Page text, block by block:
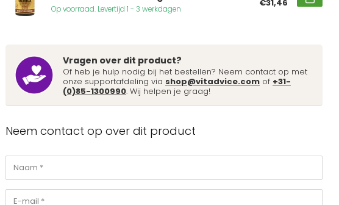
Op voorraad. Levertijd 1 - 3 werkdagen
€31,46
Vragen over dit product?
Of heb je hulp nodig bij het bestellen? Neem contact op met
onze supportafdeling via shop@vitadvice.com of +31-
(0)85-1300990. Wij helpen je graag!
Neem contact op over dit product